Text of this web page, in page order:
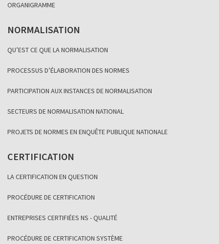
ORGANIGRAMME
NORMALISATION
QU’EST CE QUE LA NORMALISATION
PROCESSUS D’ÉLABORATION DES NORMES
PARTICIPATION AUX INSTANCES DE NORMALISATION
SECTEURS DE NORMALISATION NATIONAL
PROJETS DE NORMES EN ENQUÊTE PUBLIQUE NATIONALE
CERTIFICATION
LA CERTIFICATION EN QUESTION
PROCÉDURE DE CERTIFICATION
ENTREPRISES CERTIFIÉES NS - QUALITÉ
PROCÉDURE DE CERTIFICATION SYSTÈME